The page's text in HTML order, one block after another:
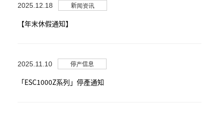
2025.12.18 新闻资讯
【年末休假通知】
2025.11.10 停产信息
「ESC1000Z系列」停產通知